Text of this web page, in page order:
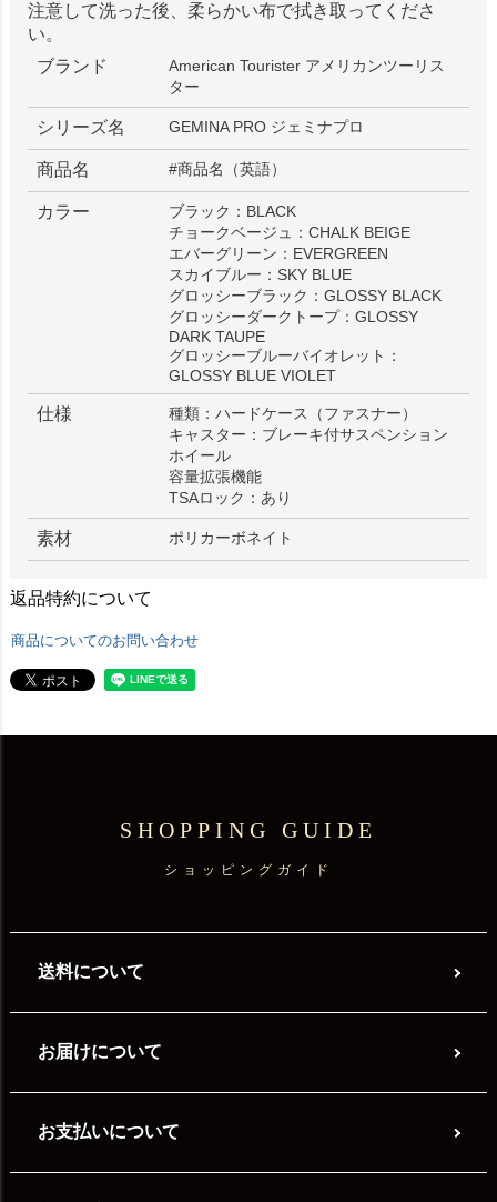
注意して洗った後、柔らかい布で拭き取ってくださ
い。
ブランド
American Tourister アメリカンツーリス
ター
シリーズ名 GEMINA PRO ジェミナプロ
商品名 #商品名（英語）
カラー
ブラック：BLACK
チョークベージュ：CHALK BEIGE
エバーグリーン：EVERGREEN
スカイブルー：SKY BLUE
グロッシーブラック：GLOSSY BLACK
グロッシーダークトープ：GLOSSY
DARK TAUPE
グロッシーブルーバイオレット：
GLOSSY BLUE VIOLET
仕様
種類：ハードケース（ファスナー）
キャスター：ブレーキ付サスペンション
ホイール
容量拡張機能
TSAロック：あり
素材 ポリカーボネイト
返品特約について
商品についてのお問い合わせ
SHOPPING GUIDE
ショッピングガイド
送料について
お届けについて
お支払いについて